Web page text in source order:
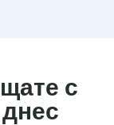
с